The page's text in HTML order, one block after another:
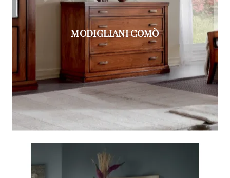
MODIGLIANI COMÒ